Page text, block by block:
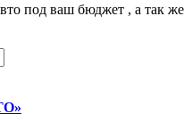
под ваш бюджет , а так